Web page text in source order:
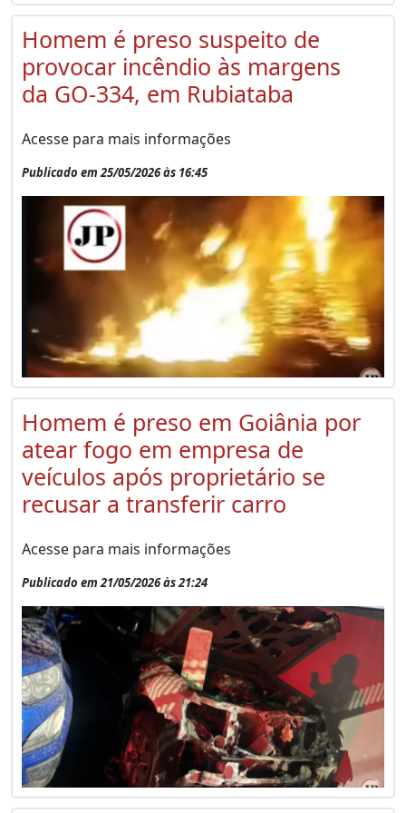
Homem é preso suspeito de
provocar incêndio às margens
da GO-334, em Rubiataba
Acesse para mais informações
Publicado em 25/05/2026 às 16:45
Homem é preso em Goiânia por
atear fogo em empresa de
veículos após proprietário se
recusar a transferir carro
Acesse para mais informações
Publicado em 21/05/2026 às 21:24